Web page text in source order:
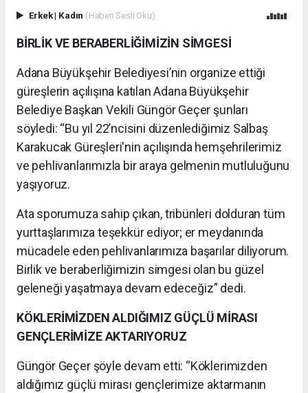
Erkek| Kadın (Haberi Sesli Oku)
BİRLİK VE BERABERLİĞİMİZİN SİMGESİ
Adana Büyükşehir Belediyesi’nin organize ettiği
güreşlerin açılışına katılan Adana Büyükşehir
Belediye Başkan Vekili Güngör Geçer şunları
söyledi: “Bu yıl 22’ncisini düzenlediğimiz Salbaş
Karakucak Güreşleri'nin açılışında hemşehrilerimiz
ve pehlivanlarımızla bir araya gelmenin mutluluğunu
yaşıyoruz.
Ata sporumuza sahip çıkan, tribünleri dolduran tüm
yurttaşlarımıza teşekkür ediyor; er meydanında
mücadele eden pehlivanlarımıza başarılar diliyorum.
Birlik ve beraberliğimizin simgesi olan bu güzel
geleneği yaşatmaya devam edeceğiz” dedi.
KÖKLERİMİZDEN ALDIĞIMIZ GÜÇLÜ MİRASI
GENÇLERİMİZE AKTARIYORUZ
Güngör Geçer şöyle devam etti: “Köklerimizden
aldığımız güçlü mirası gençlerimize aktarmanın